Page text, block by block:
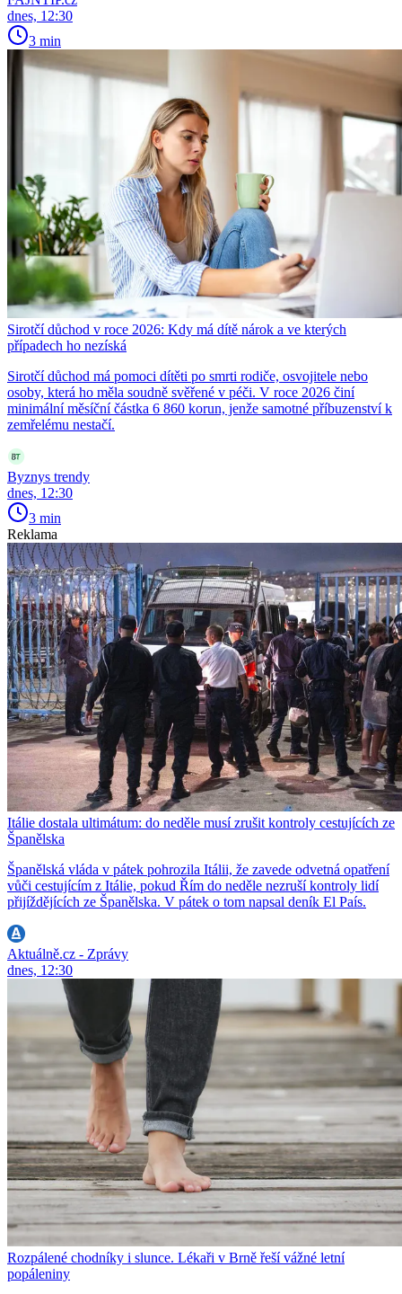
dnes, 12:30
3 min
Sirotčí důchod v roce 2026: Kdy má dítě nárok a ve kterých
případech ho nezíská
Sirotčí důchod má pomoci dítěti po smrti rodiče, osvojitele nebo
osoby, která ho měla soudně svěřené v péči. V roce 2026 činí
minimální měsíční částka 6 860 korun, jenže samotné příbuzenství k
zemřelému nestačí.
Byznys trendy
dnes, 12:30
3 min
Reklama
Itálie dostala ultimátum: do neděle musí zrušit kontroly cestujících ze
Španělska
Španělská vláda v pátek pohrozila Itálii, že zavede odvetná opatření
vůči cestujícím z Itálie, pokud Řím do neděle nezruší kontroly lidí
přijíždějících ze Španělska. V pátek o tom napsal deník El País.
Aktuálně.cz - Zprávy
dnes, 12:30
Rozpálené chodníky i slunce. Lékaři v Brně řeší vážné letní
popáleniny